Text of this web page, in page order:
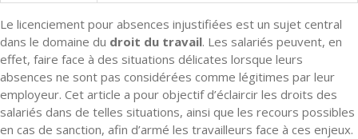
Le licenciement pour absences injustifiées est un sujet central
dans le domaine du droit du travail. Les salariés peuvent, en
effet, faire face à des situations délicates lorsque leurs
absences ne sont pas considérées comme légitimes par leur
employeur. Cet article a pour objectif d’éclaircir les droits des
salariés dans de telles situations, ainsi que les recours possibles
en cas de sanction, afin d’armé les travailleurs face à ces enjeux.